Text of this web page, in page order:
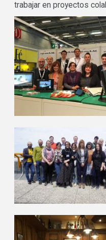
trabajar en proyectos